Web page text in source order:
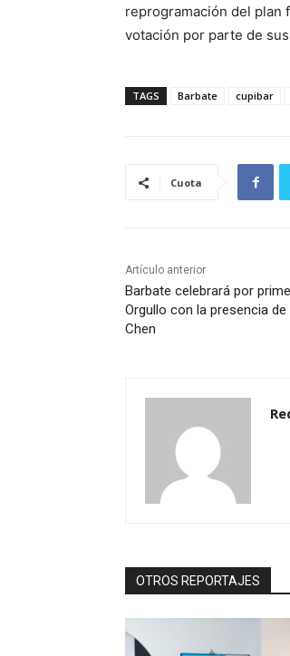
reprogramación del plan
votación por parte de
TAGS Barbate cupibar
Cuota
Artículo anterior
Barbate celebrará por
Orgullo con la presencia
Chen
OTROS REPORTAJES